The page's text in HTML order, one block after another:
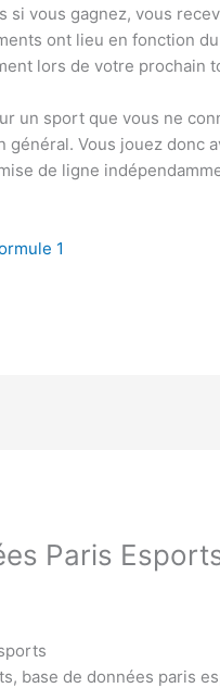
si vous gagnez, vous
ont lieu en fonction
lors de votre prochain
un sport que vous ne
général. Vous jouez donc
de ligne
1
Paris
base de données paris